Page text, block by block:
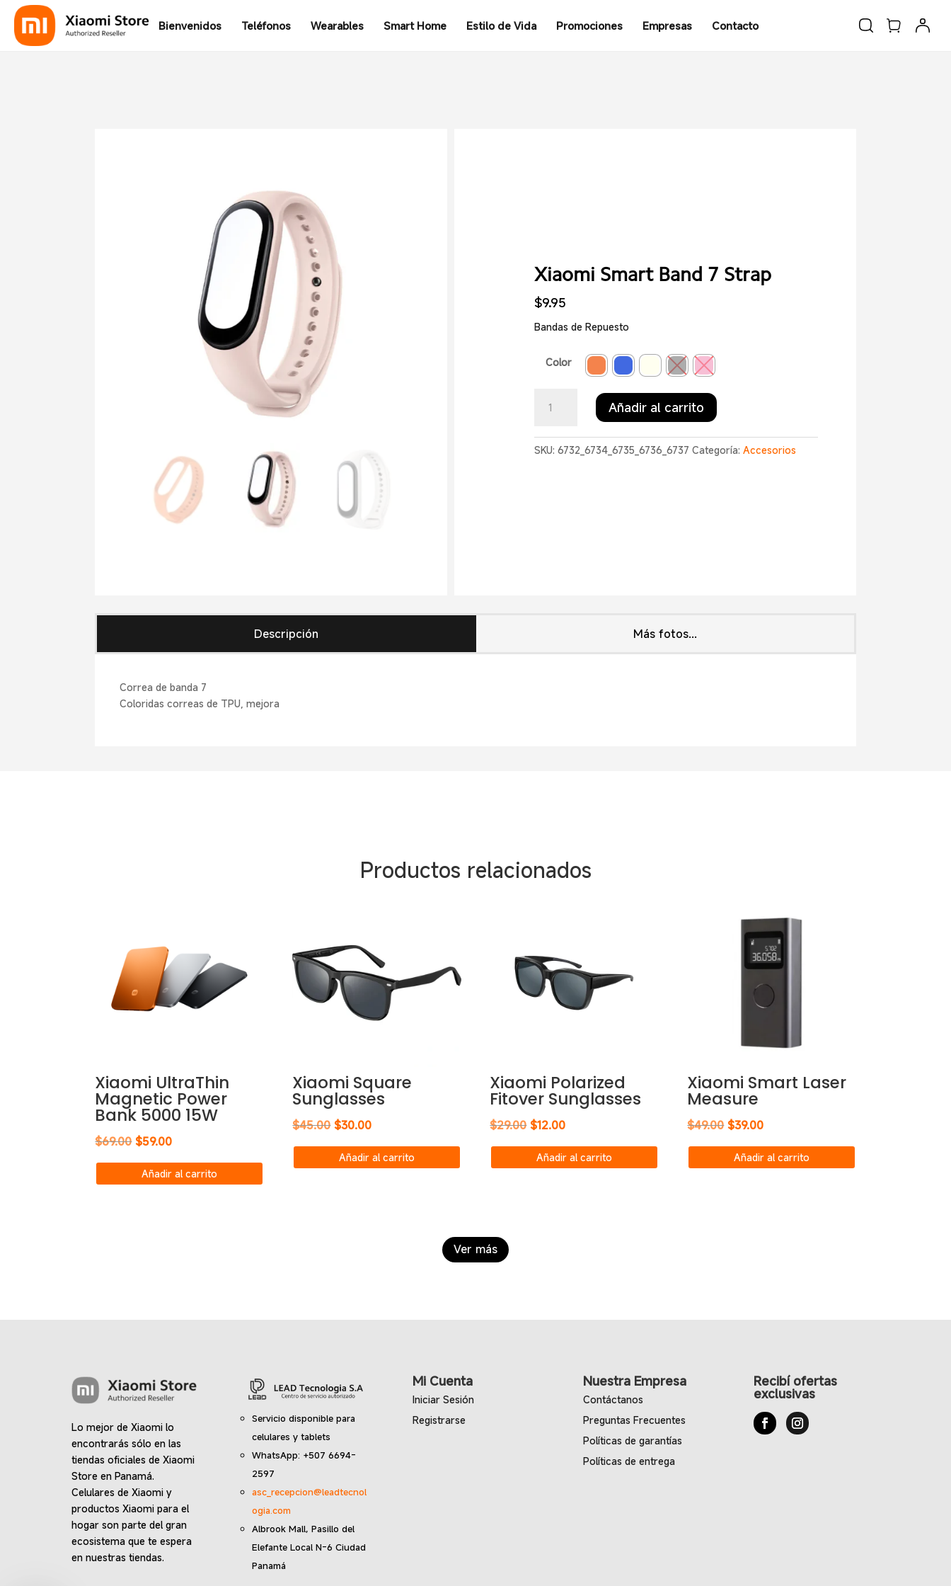
Bienvenidos Teléfonos Wearables Smart Home Estilo de Vida Promociones Empresas Contacto
Xiaomi Smart Band 7 Strap
$9.95
Bandas de Repuesto
Color
Smart
7
Añadir al carrito
SKU:6732_6734_6735_6736_6737 Categoría:Accesorios
Descripción Más fotos...
Correa de banda 7
Coloridas correas de TPU, mejora
Productos relacionados
Xiaomi UltraThin
Magnetic Power
Bank 5000 15W
$69.00 El
precio
original
$59.00El
precio
actual
Añadir al carrito
Xiaomi Square
Sunglasses
$45.00 El
precio
original
$30.00El
precio
actual
Añadir al carrito
Xiaomi Polarized
Fitover Sunglasses
$29.00 El
precio
original
$12.00El
precio
actual
Añadir al carrito
Xiaomi Smart Laser
Measure
$49.00 El
precio
original
$39.00El
precio
actual
Añadir al carrito
Ver más
Lo mejor de Xiaomi lo
encontrarás sólo en las
tiendas oficiales de Xiaomi
Store en Panamá.
Celulares de Xiaomi y
productos Xiaomi para el
hogar son parte del gran
ecosistema que te espera
en nuestras tiendas.
Servicio disponible para
celulares y tablets
WhatsApp: +507 6694-
2597
asc_recepcion@leadtecnol
ogia.com
Albrook Mall, Pasillo del
Elefante Local N-6 Ciudad
Panamá
Mi Cuenta
Iniciar Sesión
Registrarse
Nuestra Empresa
Contáctanos
Preguntas Frecuentes
Políticas de garantías
Políticas de entrega
Recibí ofertas
exclusivas